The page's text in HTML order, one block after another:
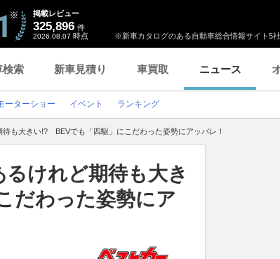
※新車カタログのある自動車総合情報サイト5
掲載レビュー
325,896 件
2026.08.07 時点
検索 新車見積り 車買取 ニュース
ーターショー イベント ランキング
待も大きい!? BEVでも「四駆」にこだわった姿勢にアッパレ！
けれど期待も大き
だわった姿勢にア